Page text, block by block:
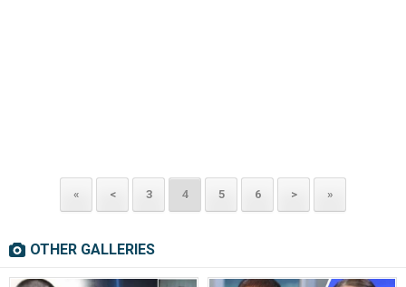
« < 3 4 5 6 > »
OTHER GALLERIES